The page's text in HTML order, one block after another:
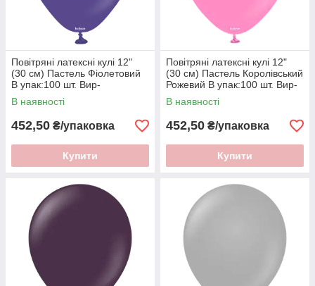
Повітряні латексні кулі 12"
(30 см) Пастель Фіолетовий
В упак:100 шт. Вир-
во:"Kalisan" Туреччина
В наявності
452,50 ₴/упаковка
Купити
Повітряні латексні кулі 12"
(30 см) Пастель Королівський
Рожевий В упак:100 шт. Вир-
во:"Kalisan" Туреччина
В наявності
452,50 ₴/упаковка
Купити